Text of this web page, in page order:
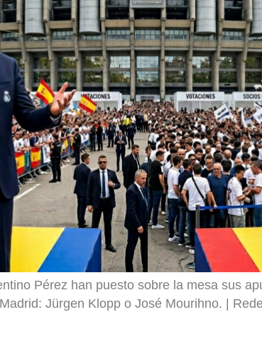
Pérez han puesto sobre la mesa sus
Jürgen Klopp o José Mourihno.